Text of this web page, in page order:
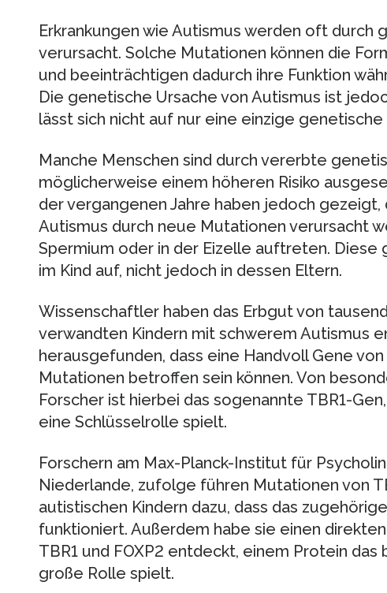
Erkrankungen wie Autismus werden oft durch
verursacht. Solche Mutationen können die
und beeinträchtigen dadurch ihre Funktion
Die genetische Ursache von Autismus ist
lässt sich nicht auf nur eine einzige
Manche Menschen sind durch vererbte
möglicherweise einem höheren Risiko
der vergangenen Jahre haben jedoch gezeigt,
Autismus durch neue Mutationen verursacht
Spermium oder in der Eizelle auftreten. Diese
im Kind auf, nicht jedoch in dessen Eltern.
Wissenschaftler haben das Erbgut von
verwandten Kindern mit schwerem Autismus
herausgefunden, dass eine Handvoll Gene
Mutationen betroffen sein können. Von
Forscher ist hierbei das sogenannte TBR1-
eine Schlüsselrolle spielt.
Forschern am Max-Planck-Institut für
Niederlande, zufolge führen Mutationen von
autistischen Kindern dazu, dass das
funktioniert. Außerdem habe sie einen
TBR1 und FOXP2 entdeckt, einem Protein
große Rolle spielt.